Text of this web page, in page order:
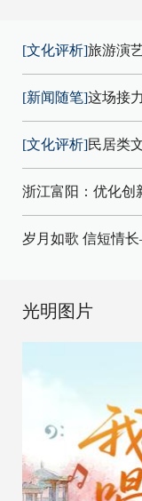
[文化评析]旅游演
[新闻随笔]这场接
[文化评析]民居类
浙江富阳：优化创
岁月如歌 信短情
光明图片